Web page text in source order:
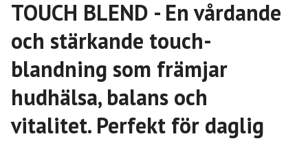
TOUCH BLEND - En vårdande
och stärkande touch-
blandning som främjar
hudhälsa, balans och
vitalitet. Perfekt för daglig